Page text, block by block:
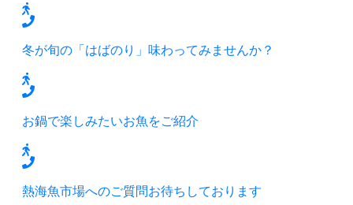
冬が旬の「はばのり」味わってみませんか？
お鍋で楽しみたいお魚をご紹介
熱海魚市場へのご質問お待ちしております